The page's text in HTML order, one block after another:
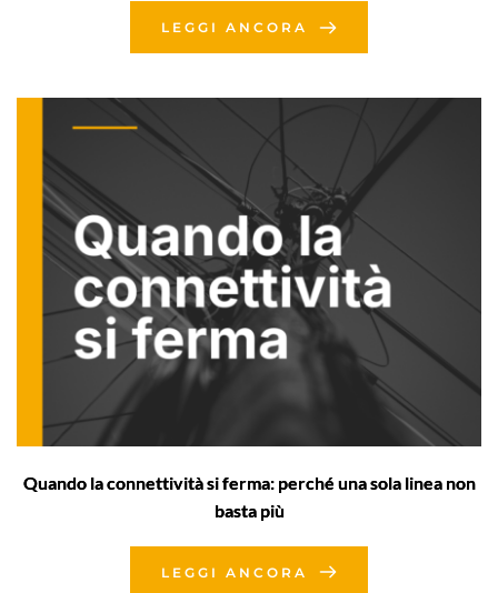
LEGGI ANCORA
Quando la connettività si ferma: perché una sola linea non
basta più
LEGGI ANCORA